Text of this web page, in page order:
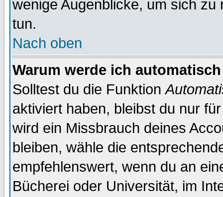
wenige Augenblicke, um sich
tun.
Nach oben
Warum werde ich
Solltest du die Funktion
aktiviert haben, bleibst du nur
wird ein Missbrauch deines
bleiben, wähle die
empfehlenswert, wenn du an
Bücherei oder Universität, im